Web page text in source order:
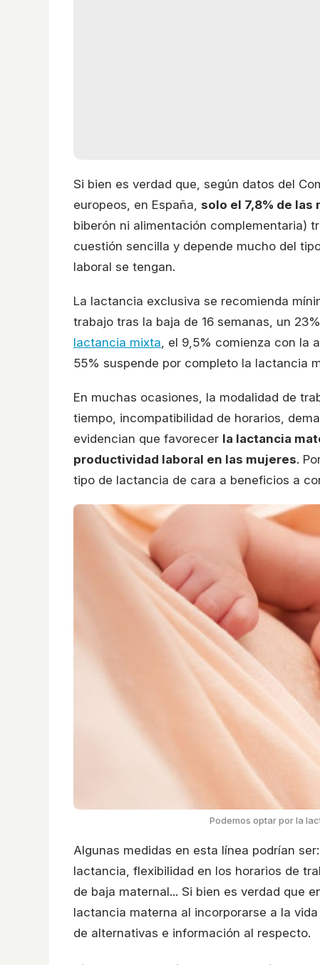
Si bien es verdad que, según datos del
europeos, en España, solo el 7,8% de
biberón ni alimentación complementaria)
cuestión sencilla y depende mucho del
laboral se tengan.
La lactancia exclusiva se recomienda
trabajo tras la baja de 16 semanas, un
lactancia mixta, el 9,5% comienza con la
55% suspende por completo la lactancia
En muchas ocasiones, la modalidad de
tiempo, incompatibilidad de horarios,
evidencian que favorecer la lactancia
productividad laboral en las mujeres.
tipo de lactancia de cara a beneficios a
Podemos optar por la
Algunas medidas en esta línea podrían
lactancia, flexibilidad en los horarios de
de baja maternal... Si bien es verdad que
lactancia materna al incorporarse a la
de alternativas e información al respecto.